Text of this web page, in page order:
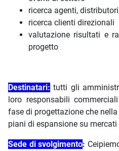
ricerca agenti,
ricerca clienti direzionali
valutazione risultati e
progetto
Destinatari: tutti gli
loro responsabili
fase di progettazione che
piani di espansione su mercati
Sede di svolgimento: